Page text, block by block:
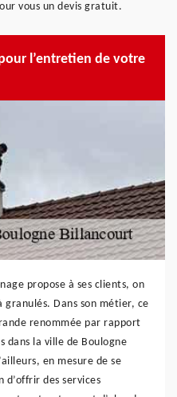
vous un devis gratuit.
l’entretien de votre
propose à ses clients, on
Dans son métier, ce
renommée par rapport
dans la ville de Boulogne
en mesure de se
d’offrir des services